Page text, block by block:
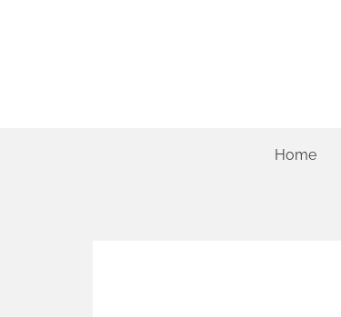
Home